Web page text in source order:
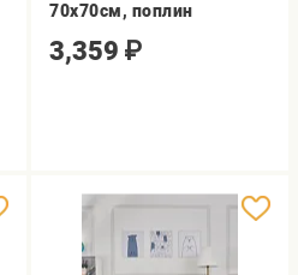
70х70см, поплин
3,359 ₽